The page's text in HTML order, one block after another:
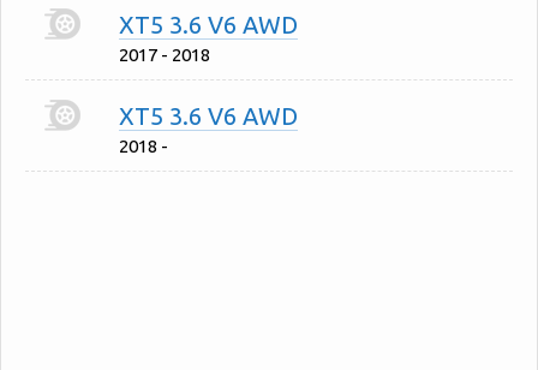
XT5 3.6 V6 AWD
2017 - 2018
XT5 3.6 V6 AWD
2018 -